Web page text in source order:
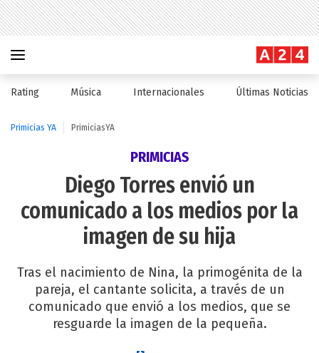
Rating Música Internacionales Últimas Noticias
Primicias YA PrimiciasYA
PRIMICIAS
Diego Torres envió un
comunicado a los medios por la
imagen de su hija
Tras el nacimiento de Nina, la primogénita de la
pareja, el cantante solicita, a través de un
comunicado que envió a los medios, que se
resguarde la imagen de la pequeña.